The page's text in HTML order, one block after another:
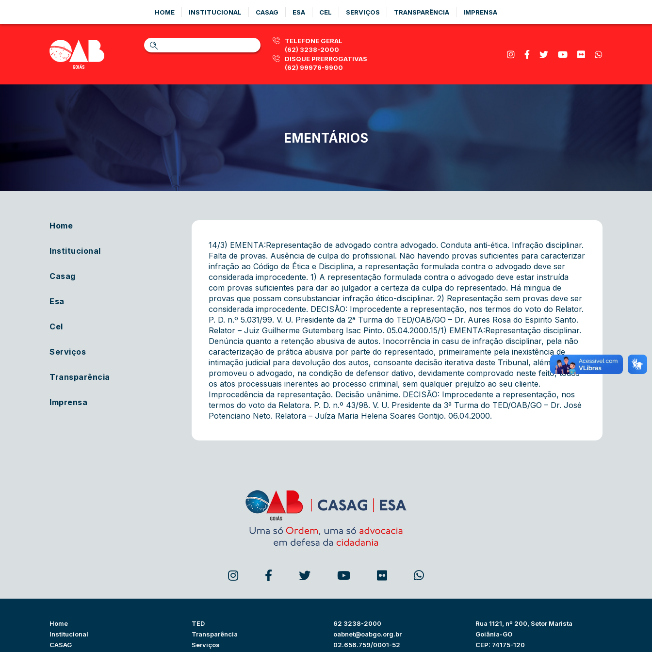
HOME INSTITUCIONAL CASAG ESA CEL SERVIÇOS TRANSPARÊNCIA IMPRENSA
TELEFONE GERAL
(62) 3238-2000
DISQUE PRERROGATIVAS
(62) 99976-9900
EMENTÁRIOS
Home
Institucional
Casag
Esa
Cel
Serviços
Transparência
Imprensa
14/3) EMENTA:Representação de advogado contra advogado. Conduta anti-ética. Infração disciplinar.
Falta de provas. Ausência de culpa do profissional. Não havendo provas suficientes para caracterizar
infração ao Código de Ética e Disciplina, a representação formulada contra o advogado deve ser
considerada improcedente. 1) A representação formulada contra o advogado deve estar instruída
com provas suficientes para dar ao julgador a certeza da culpa do representado. Há mingua de
provas que possam consubstanciar infração ético-disciplinar. 2) Representação sem provas deve ser
considerada improcedente. DECISÃO: Improcedente a representação, nos termos do voto do Relator.
P. D. n.º 5.031/99. V. U. Presidente da 2ª Turma do TED/OAB/GO – Dr. Aures Rosa do Espirito Santo.
Relator – Juiz Guilherme Gutemberg Isac Pinto. 05.04.2000.15/1) EMENTA:Representação disciplinar.
Denúncia quanto a retenção abusiva de autos. Inocorrência in casu de infração disciplinar, pela não
caracterização de prática abusiva por parte do representado, primeiramente pela inexistência de
intimação judicial para devolução dos autos, consoante decisão iterativa deste Tribunal, além do que
promoveu o advogado, na condição de defensor dativo, devidamente comprovado neste feito, todos
os atos processuais inerentes ao processo criminal, sem qualquer prejuízo ao seu cliente.
Improcedência da representação. Decisão unânime. DECISÃO: Improcedente a representação, nos
termos do voto da Relatora. P. D. n.º 43/98. V. U. Presidente da 3ª Turma do TED/OAB/GO – Dr. José
Potenciano Neto. Relatora – Juíza Maria Helena Soares Gontijo. 06.04.2000.
Home
Institucional
CASAG
TED
Transparência
Serviços
62 3238-2000
oabnet@oabgo.org.br
02.656.759/0001-52
Rua 1121, nº 200, Setor Marista
Goiânia-GO
CEP: 74175-120